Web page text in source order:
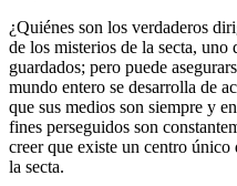
¿Quiénes son los verdaderos
de los misterios de la secta, uno
guardados; pero puede
mundo entero se desarrolla de
que sus medios son siempre y
fines perseguidos son
creer que existe un centro
la secta.